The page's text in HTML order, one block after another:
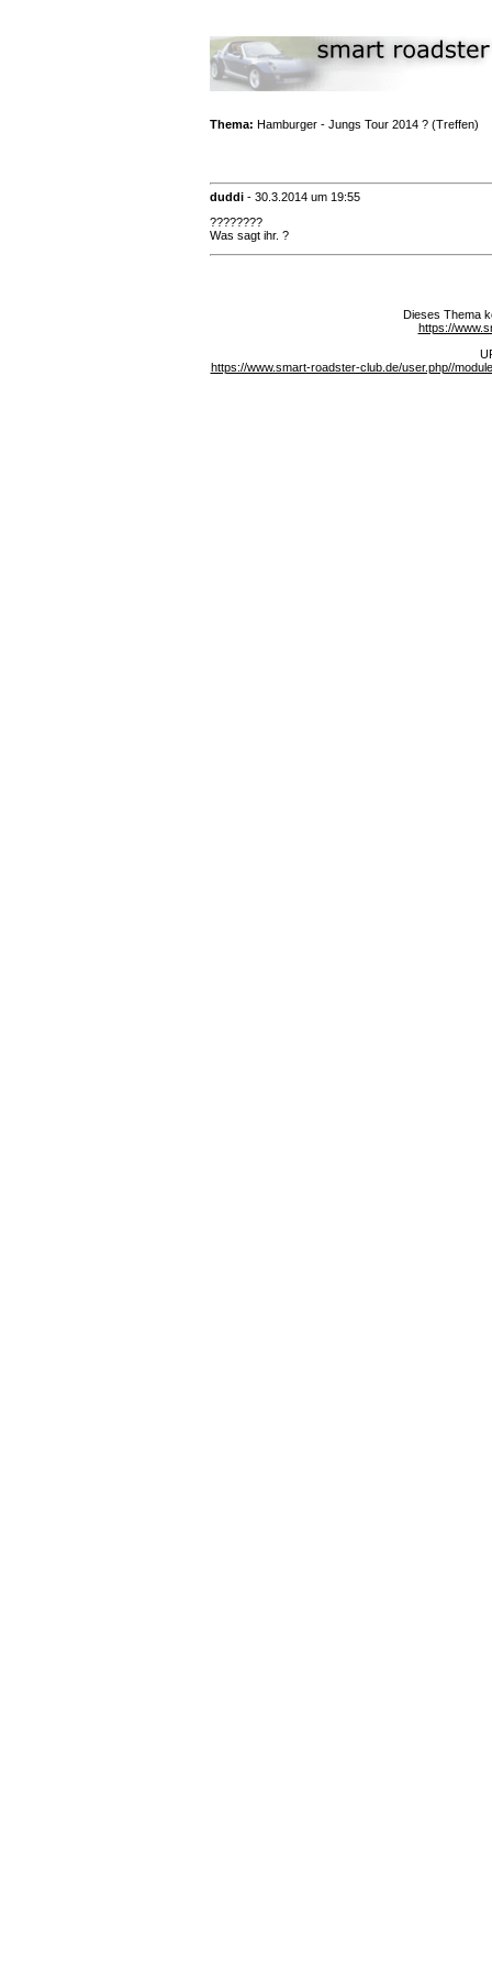
Thema: Hamburger - Jungs Tour 2014 ? (Treffen)
duddi - 30.3.2014 um 19:55
????????
Was sagt ihr. ?
Dieses Thema
https://
https://www.smart-roadster-club.de/user.php//